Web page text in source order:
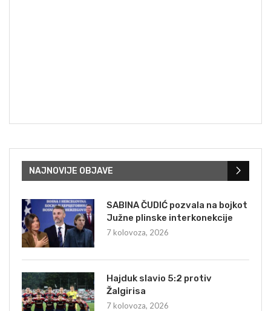
NAJNOVIJE OBJAVE
SABINA ČUDIĆ pozvala na bojkot
Južne plinske interkonekcije
7 kolovoza, 2026
Hajduk slavio 5:2 protiv
Žalgirisa
7 kolovoza, 2026